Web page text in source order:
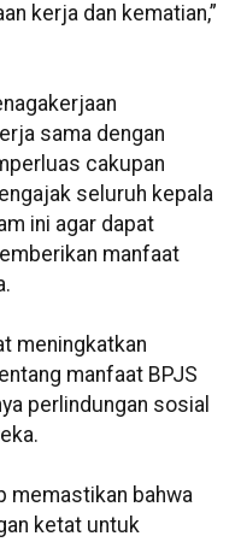
kerja dan kematian,”
sama dengan
cakupan
seluruh kepala
ini agar dapat
manfaat
meningkatkan
manfaat BPJS
perlindungan sosial
memastikan bahwa
ketat untuk